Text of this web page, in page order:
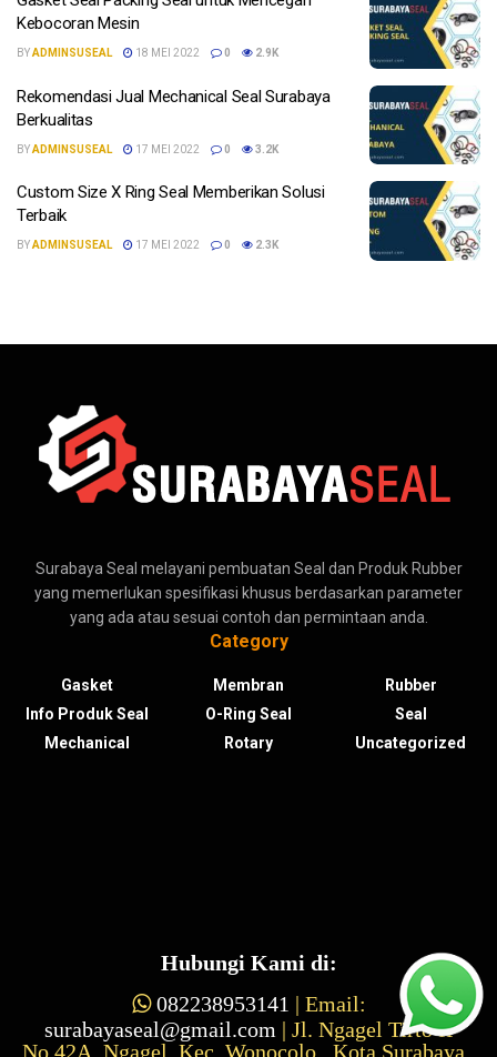
Kebocoran Mesin
BYADMINSUSEAL 18 MEI 2022 0 2.9K
Rekomendasi Jual Mechanical Seal Surabaya
Berkualitas
BYADMINSUSEAL 17 MEI 2022 0 3.2K
Custom Size X Ring Seal Memberikan Solusi
Terbaik
BYADMINSUSEAL 17 MEI 2022 0 2.3K
Surabaya Seal melayani pembuatan Seal dan Produk Rubber
yang memerlukan spesifikasi khusus berdasarkan parameter
yang ada atau sesuai contoh dan permintaan anda.
Category
Gasket
Info Produk Seal
Mechanical
Membran
O-Ring Seal
Rotary
Rubber
Seal
Uncategorized
Hubungi Kami di:
 082238953141
| Email:
surabayaseal@gmail.com | Jl. Ngagel Tirto II
No.42A, Ngagel, Kec. Wonocolo, Kota Surabaya,